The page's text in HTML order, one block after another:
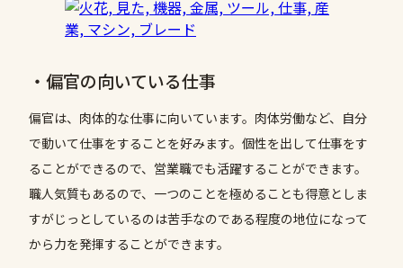
・偏官の向いている仕事
偏官は、肉体的な仕事に向いています。肉体労働など、自分
で動いて仕事をすることを好みます。個性を出して仕事をす
ることができるので、営業職でも活躍することができます。
職人気質もあるので、一つのことを極めることも得意としま
すがじっとしているのは苦手なのである程度の地位になって
から力を発揮することができます。